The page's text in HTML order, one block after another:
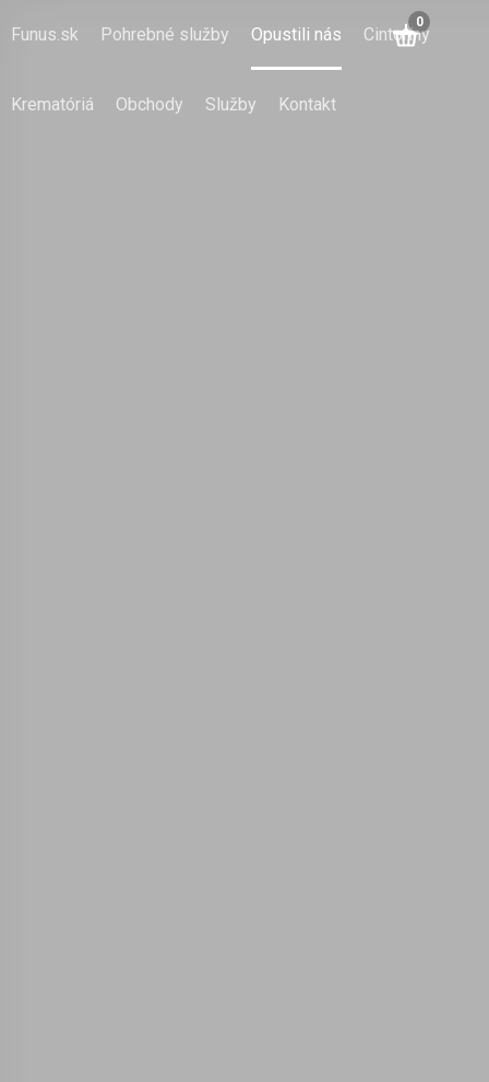
Funus.sk Pohrebné služby Opustili nás Cintoríny
Krematóriá Obchody Služby Kontakt
0